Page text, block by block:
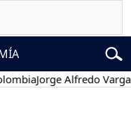
Jorge Alfredo Vargas